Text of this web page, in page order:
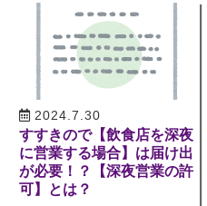
2024.7.30
すすきので【飲食店を深夜
に営業する場合】は届け出
が必要！？【深夜営業の許
可】とは？